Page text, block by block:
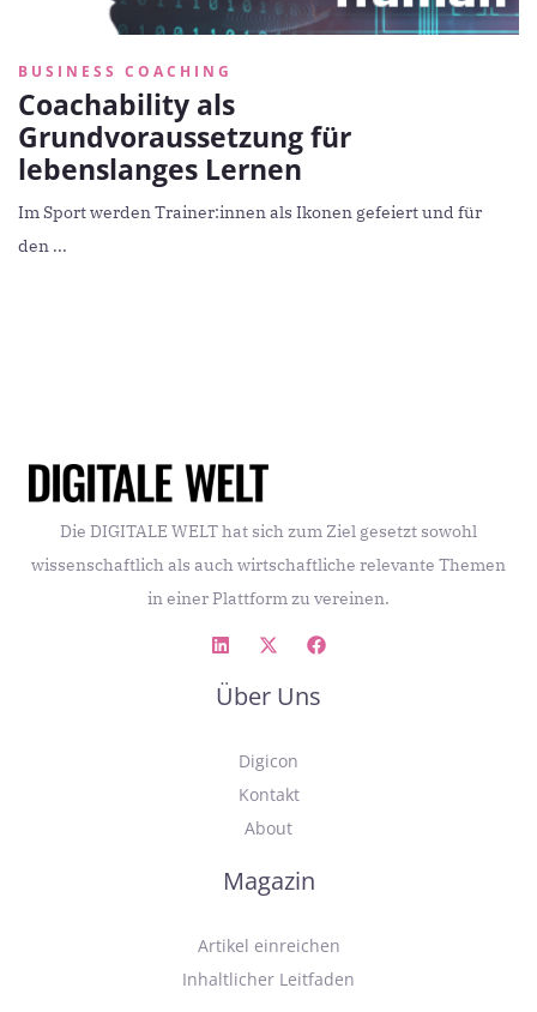
BUSINESS COACHING
Coachability als
Grundvoraussetzung für
lebenslanges Lernen
Im Sport werden Trainer:innen als Ikonen gefeiert und für
den ...
Die DIGITALE WELT hat sich zum Ziel gesetzt sowohl
wissenschaftlich als auch wirtschaftliche relevante Themen
in einer Plattform zu vereinen.
Über Uns
Digicon
Kontakt
About
Magazin
Artikel einreichen
Inhaltlicher Leitfaden